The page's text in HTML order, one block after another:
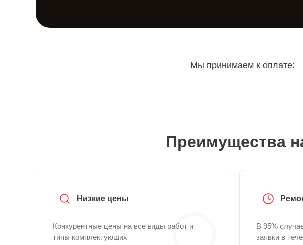
Мы принимаем к оплате:
Преимущества
Низкие цены
Конкурентные цены на все виды работ и
типы комплектующих
В 95%
заявки в